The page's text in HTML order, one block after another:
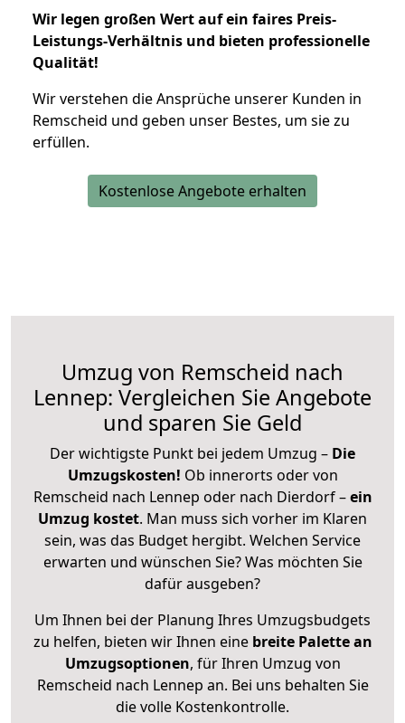
Wir legen großen Wert auf ein faires Preis-
Leistungs-Verhältnis und bieten professionelle
Qualität!
Wir verstehen die Ansprüche unserer Kunden in
Remscheid und geben unser Bestes, um sie zu
erfüllen.
Kostenlose Angebote erhalten
Umzug von Remscheid nach
Lennep: Vergleichen Sie Angebote
und sparen Sie Geld
Der wichtigste Punkt bei jedem Umzug – Die
Umzugskosten! Ob innerorts oder von
Remscheid nach Lennep oder nach Dierdorf –ein
Umzug kostet. Man muss sich vorher im Klaren
sein, was das Budget hergibt. Welchen Service
erwarten und wünschen Sie? Was möchten Sie
dafür ausgeben?
Um Ihnen bei der Planung Ihres Umzugsbudgets
zu helfen, bieten wir Ihnen eine breite Palette an
Umzugsoptionen, für Ihren Umzug von
Remscheid nach Lennep an. Bei uns behalten Sie
die volle Kostenkontrolle.